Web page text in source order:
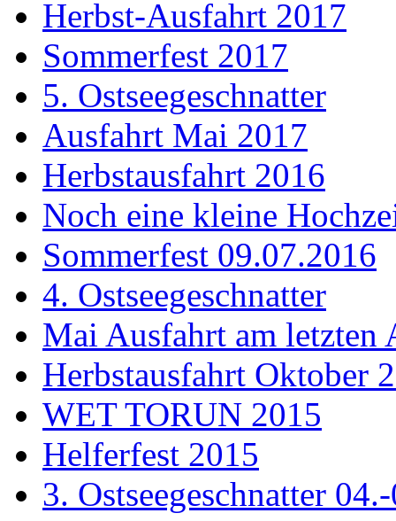
Herbst-Ausfahrt 2017
Sommerfest 2017
5. Ostseegeschnatter
Ausfahrt Mai 2017
Herbstausfahrt 2016
Noch eine kleine
Sommerfest 09.07.2016
4. Ostseegeschnatter
Mai Ausfahrt am letzten
Herbstausfahrt Oktober
WET TORUN 2015
Helferfest 2015
3. Ostseegeschnatter